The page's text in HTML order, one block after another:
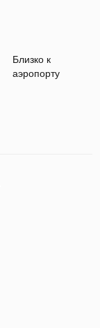
Близко к
аэропорту